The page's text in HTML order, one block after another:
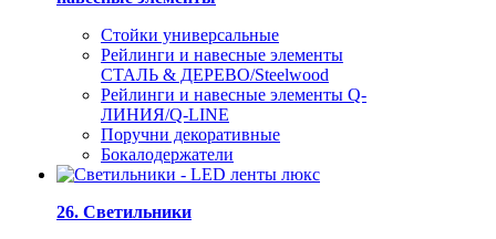
Стойки универсальные
Рейлинги и навесные элементы
СТАЛЬ & ДЕРЕВО/Steelwood
Рейлинги и навесные элементы Q-
ЛИНИЯ/Q-LINE
Поручни декоративные
Бокалодержатели
26. Светильники